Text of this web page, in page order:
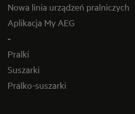
Nowa linia urządzeń pralniczych
Aplikacja My AEG
-
Pralki
Suszarki
Pralko-suszarki